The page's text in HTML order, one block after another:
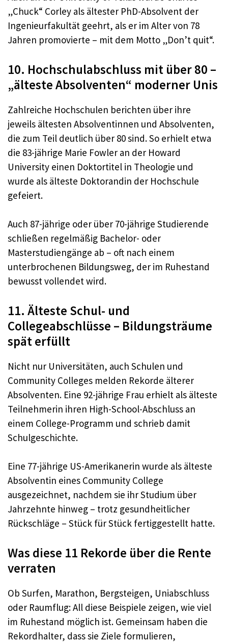
„Chuck“ Corley als ältester PhD-Absolvent der
Ingenieurfakultät geehrt, als er im Alter von 78
Jahren promovierte – mit dem Motto „Don’t quit“.​
10. Hochschulabschluss mit über 80 –
„älteste Absolventen“ moderner Unis
Zahlreiche Hochschulen berichten über ihre
jeweils ältesten Absolventinnen und Absolventen,
die zum Teil deutlich über 80 sind. So erhielt etwa
die 83-jährige Marie Fowler an der Howard
University einen Doktortitel in Theologie und
wurde als älteste Doktorandin der Hochschule
gefeiert.
Auch 87-jährige oder über 70-jährige Studierende
schließen regelmäßig Bachelor- oder
Masterstudiengänge ab – oft nach einem
unterbrochenen Bildungsweg, der im Ruhestand
bewusst vollendet wird.
11. Älteste Schul- und
Collegeabschlüsse – Bildungsträume
spät erfüllt
Nicht nur Universitäten, auch Schulen und
Community Colleges melden Rekorde älterer
Absolventen. Eine 92-jährige Frau erhielt als älteste
Teilnehmerin ihren High-School-Abschluss an
einem College-Programm und schrieb damit
Schulgeschichte.
Eine 77-jährige US-Amerikanerin wurde als älteste
Absolventin eines Community College
ausgezeichnet, nachdem sie ihr Studium über
Jahrzehnte hinweg – trotz gesundheitlicher
Rückschläge – Stück für Stück fertiggestellt hatte.​
Was diese 11 Rekorde über die Rente
verraten
Ob Surfen, Marathon, Bergsteigen, Uniabschluss
oder Raumflug: All diese Beispiele zeigen, wie viel
im Ruhestand möglich ist. Gemeinsam haben die
Rekordhalter, dass sie Ziele formulieren,